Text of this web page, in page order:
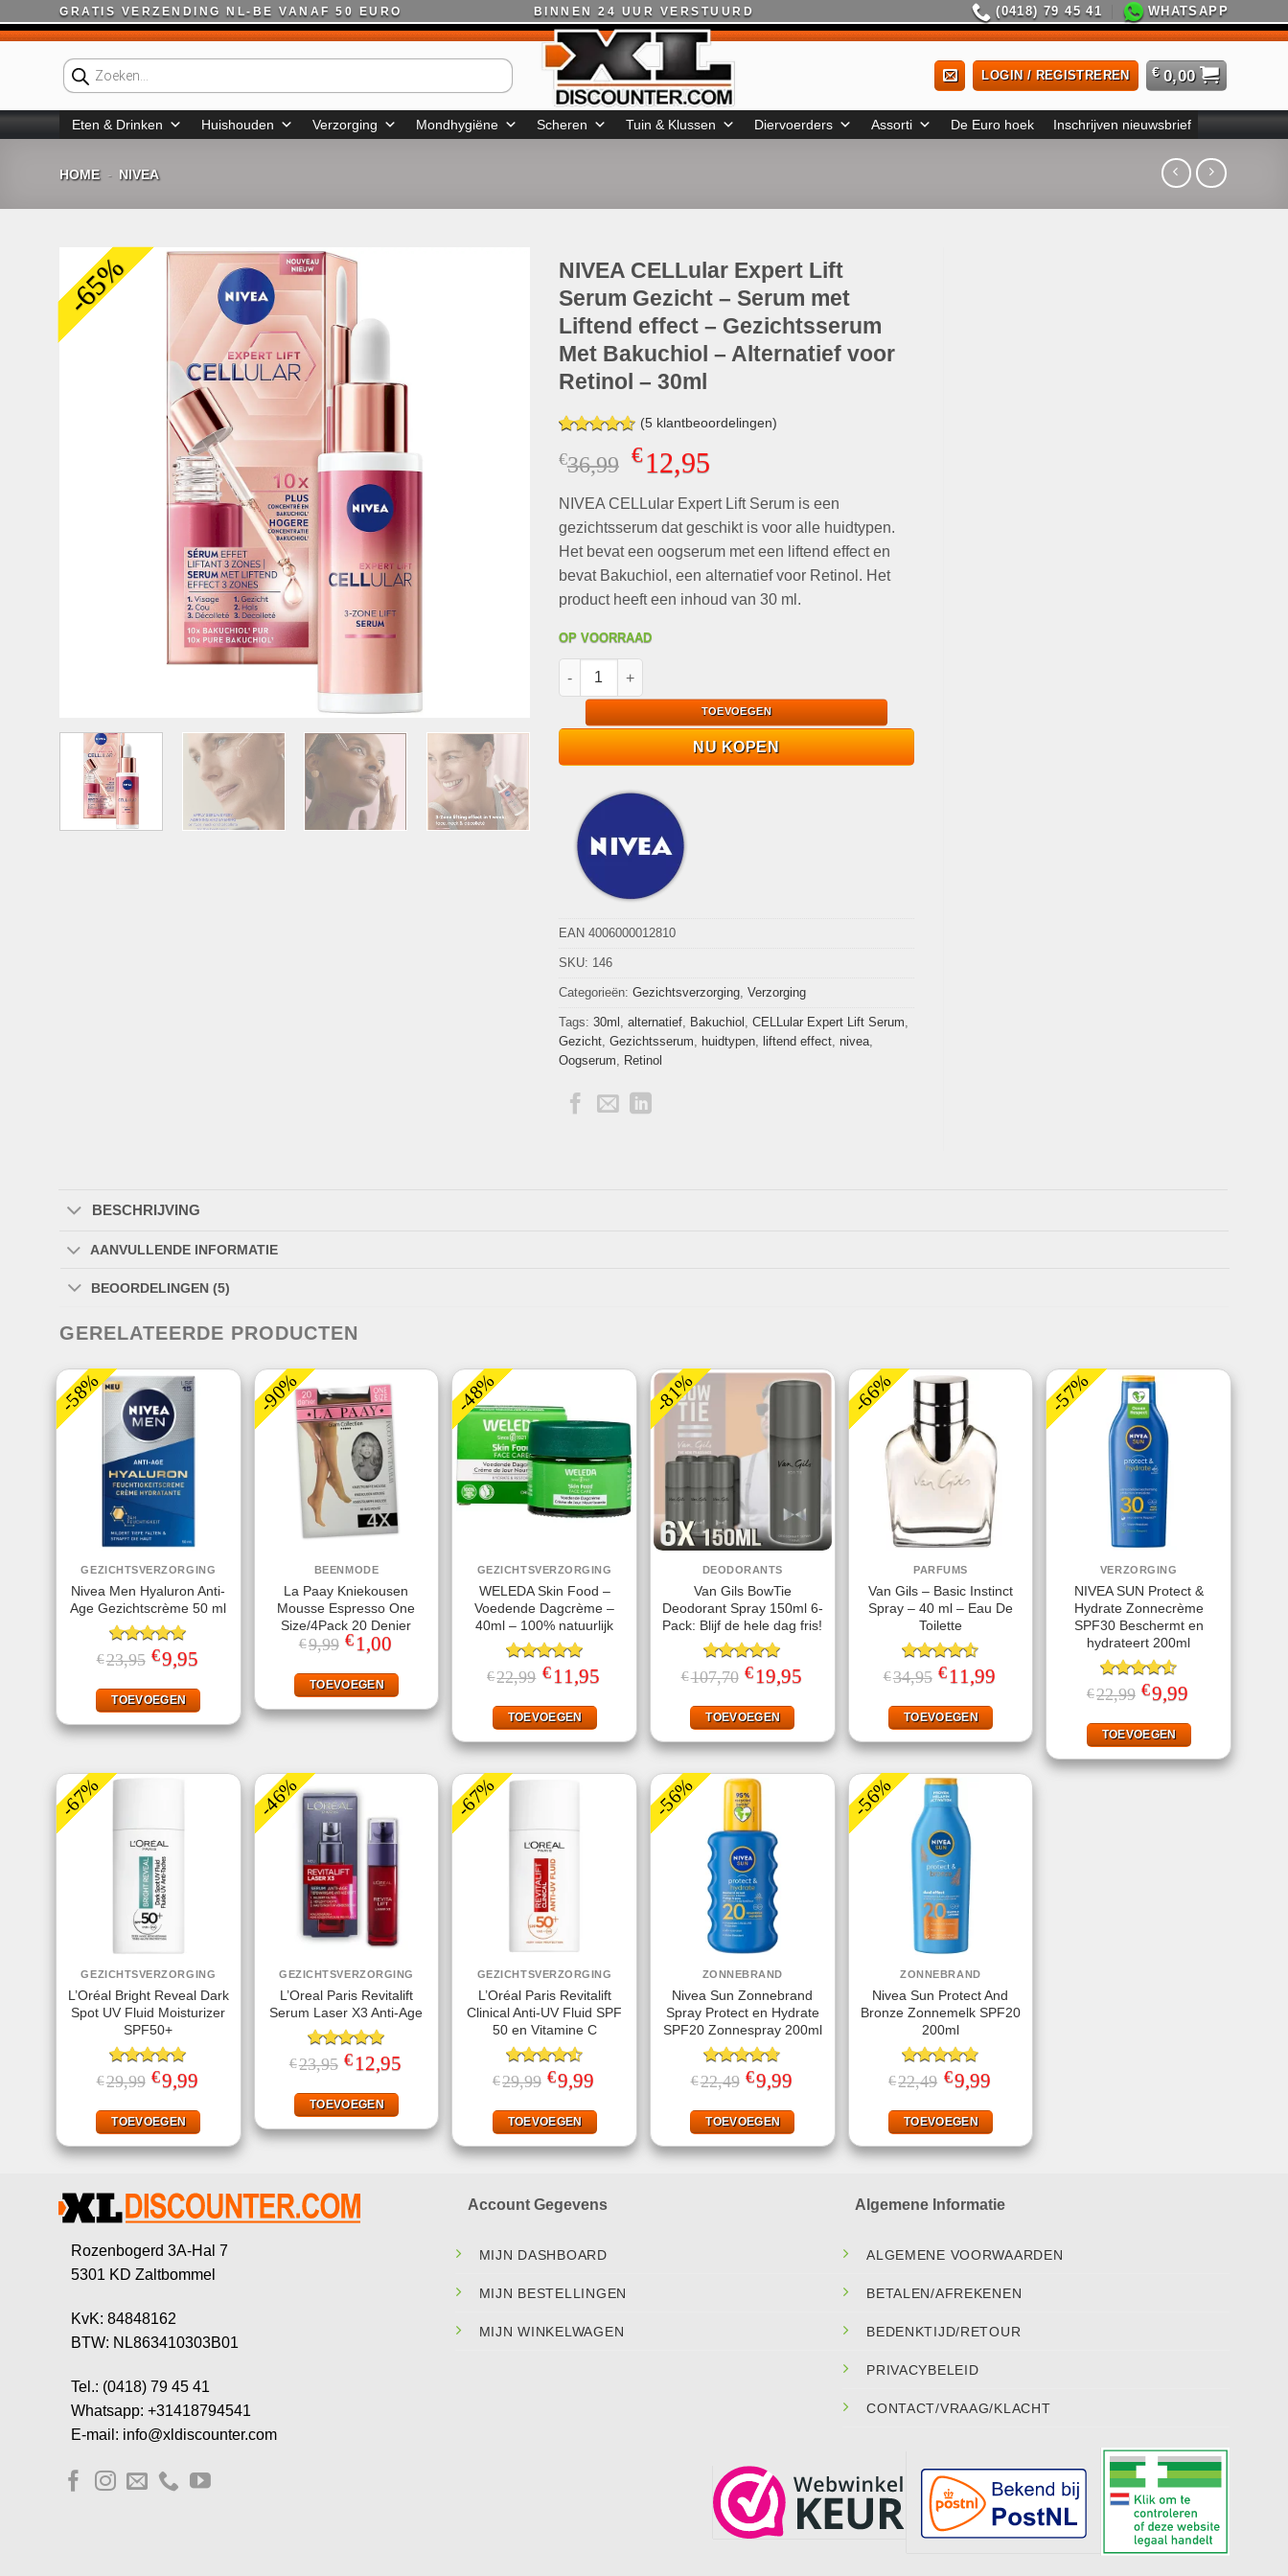
naar
GRATIS VERZENDING NL-BE VANAF 50 EURO BINNEN 24 UUR VERSTUURD (0418) 79 45 41 WHATSAPP
Producten
zoeken
LOGIN / REGISTREREN € 0,00
Eten & Drinken Huishouden Verzorging Mondhygiëne Scheren Tuin & Klussen Diervoerders Assorti De Euro hoek Inschrijven nieuwsbrief
HOME - NIVEA
-65%
NIVEA CELLular Expert Lift
Serum Gezicht – Serum met
Liftend effect – Gezichtsserum
Met Bakuchiol – Alternatief voor
Retinol – 30ml
Gewaardeerd
4.60op 5
gebaseerd
waarderingen
(5klantbeoordelingen)
€36,99 Oorspronkelijke
was:
€36,99.
€12,95Huidige
is:
€12,95.
NIVEA CELLular Expert Lift Serum is een
gezichtsserum dat geschikt is voor alle huidtypen.
Het bevat een oogserum met een liftend effect en
bevat Bakuchiol, een alternatief voor Retinol. Het
product heeft een inhoud van 30 ml.
OP VOORRAAD
NIVEA CELLular Expert Lift Serum Gezicht - Serum met Liftend effect - Gezichtsserum Met Bakuchiol -
TOEVOEGEN
NU KOPEN
EAN 4006000012810
SKU: 146
Categorieën: Gezichtsverzorging, Verzorging
Tags: 30ml alternatief, Bakuchiol CELLular Expert Lift Serum
Gezicht, Gezichtsserum huidtypen, liftend effect, nivea,
Oogserum
Retinol
BESCHRIJVING
AANVULLENDE INFORMATIE
BEOORDELINGEN (5)
GERELATEERDE PRODUCTEN
-58%
GEZICHTSVERZORGING
Nivea Men Hyaluron Anti-
Age Gezichtscrème 50 ml
Gewaardeerd
5.00 uit 5
€23,95 Oorspronkelijke
prijs
€23,95.
€9,95
€9,95.
TOEVOEGEN
-90%
BEENMODE
La Paay Kniekousen
Mousse Espresso One
Size/4Pack 20 Denier
€9,99 Oorspronkelijke
prijs
€9,99.
€ 1,00
€1,00.
TOEVOEGEN
-48%
GEZICHTSVERZORGING
WELEDA Skin Food –
Voedende Dagcrème –
40ml – 100% natuurlijk
Gewaardeerd
5.00uit 5
€22,99 Oorspronkelijke
prijs
€22,99.
€ 11,95prijs
TOEVOEGEN
-81%
DEODORANTS
Van Gils BowTie
Deodorant Spray 150ml 6-
Pack: Blijf de hele dag fris!
Gewaardeerd
5.00 uit 5
€107,70 Oorspronkelijke
prijs
€107,70.
€ 19,95
TOEVOEGEN
-66%
PARFUMS
Van Gils – Basic Instinct
Spray – 40 ml – Eau De
Toilette
Gewaardeerd
4.50uit 5
€34,95 Oorspronkelijke
prijs
€34,95.
€ 11,99
TOEVOEGEN
-57%
VERZORGING
NIVEA SUN Protect &
Hydrate Zonnecrème
SPF30 Beschermt en
hydrateert 200ml
Gewaardeerd
4.56 uit 5
€22,99 Oorspronkelijke
prijs
€22,99.
€9,99
€9,99.
TOEVOEGEN
-67%
GEZICHTSVERZORGING
L’Oréal Bright Reveal Dark
Spot UV Fluid Moisturizer
SPF50+
Gewaardeerd
5.00 uit 5
€29,99 Oorspronkelijke
prijs
€29,99.
€9,99
€9,99.
TOEVOEGEN
-46%
GEZICHTSVERZORGING
L’Oreal Paris Revitalift
Serum Laser X3 Anti-Age
Gewaardeerd
5.00uit 5
€23,95 Oorspronkelijke
prijs
€23,95.
€ 12,95
TOEVOEGEN
-67%
GEZICHTSVERZORGING
L’Oréal Paris Revitalift
Clinical Anti-UV Fluid SPF
50 en Vitamine C
Gewaardeerd
4.50 uit 5
€29,99 Oorspronkelijke
prijs
€29,99.
€9,99
€9,99.
TOEVOEGEN
-56%
ZONNEBRAND
Nivea Sun Zonnebrand
Spray Protect en Hydrate
SPF20 Zonnespray 200ml
Gewaardeerd
4.67uit 5
€22,49 Oorspronkelijke
prijs
€22,49.
€9,99
€9,99.
TOEVOEGEN
-56%
ZONNEBRAND
Nivea Sun Protect And
Bronze Zonnemelk SPF20
200ml
Gewaardeerd
4.78uit 5
€22,49 Oorspronkelijke
prijs
€22,49.
€9,99Huidige
€9,99.
TOEVOEGEN
Rozenbogerd 3A-Hal 7
5301 KD Zaltbommel
KvK: 84848162
BTW: NL863410303B01
Tel.: (0418) 79 45 41
Whatsapp: +31418794541
E-mail: info@xldiscounter.com
Account Gegevens
MIJN DASHBOARD
MIJN BESTELLINGEN
MIJN WINKELWAGEN
Algemene Informatie
ALGEMENE VOORWAARDEN
BETALEN/AFREKENEN
BEDENKTIJD/RETOUR
PRIVACYBELEID
CONTACT/VRAAG/KLACHT